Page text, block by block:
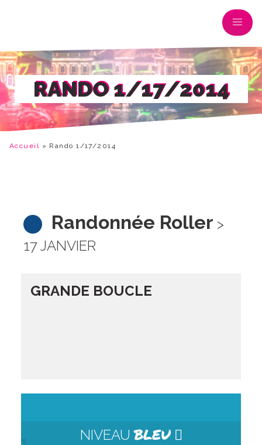
RANDO 1/17/2014
Accueil » Rando 1/17/2014
Randonnée Roller >
17 JANVIER
GRANDE BOUCLE
NIVEAUBLEU